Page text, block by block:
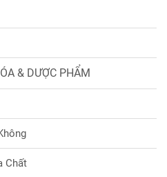
& DƯỢC PHẨM
Chất